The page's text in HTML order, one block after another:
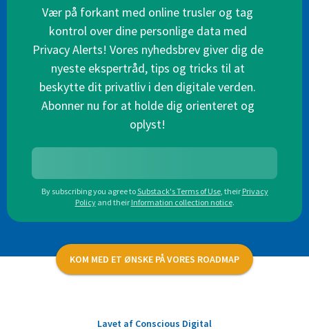
Vær på forkant med online trusler og tag
kontrol over dine personlige data med
Privacy Alerts! Vores nyhedsbrev giver dig de
nyeste ekspertråd, tips og tricks til at
beskytte dit privatliv i den digitale verden.
Abonner nu for at holde dig orienteret og
oplyst!
By subscribing you agree toSubstack's Terms of Use, their Privacy
Policy and their Information collection notice.
KOM MED ET ØNSKE PÅ VORES ROADMAP
Lavet af Conscious Digital